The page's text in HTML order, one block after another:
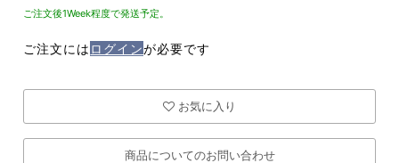
ご注文後1Week程度で発送予定。
ご注文には ログインが必要です
お気に入り
商品についてのお問い合わせ